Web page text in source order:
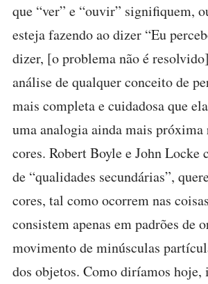
que “ver” e “ouvir” signifiquem,
esteja fazendo ao dizer “Eu
dizer, [o problema não é
análise de qualquer conceito de
mais completa e cuidadosa que
uma analogia ainda mais
cores. Robert Boyle e John Locke
de “qualidades secundárias”,
cores, tal como ocorrem nas
consistem apenas em padrões de
movimento de minúsculas
dos objetos. Como diríamos hoje,